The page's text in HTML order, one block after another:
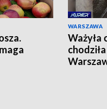
WARSZAWA
Ważyła